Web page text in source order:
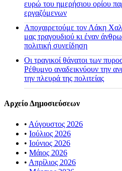
ευρώ του ημερήσιου ορίου
εργαζόμενων
Αποχαιρετούμε τον Λάκη
μας τραγουδιού κι έναν
πολιτική συνείδηση
Οι τραγικοί θάνατοι των
Ρέθυμνο αναδεικνύουν την
την πλευρά της πολιτείας
Αρχείο Δημοσιεύσεων
• Αύγουστος 2026
• Ιούλιος 2026
• Ιούνιος 2026
• Μάιος 2026
• Απρίλιος 2026